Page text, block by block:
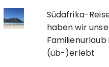
Südafrika-
haben wir
(üb-)erlebt